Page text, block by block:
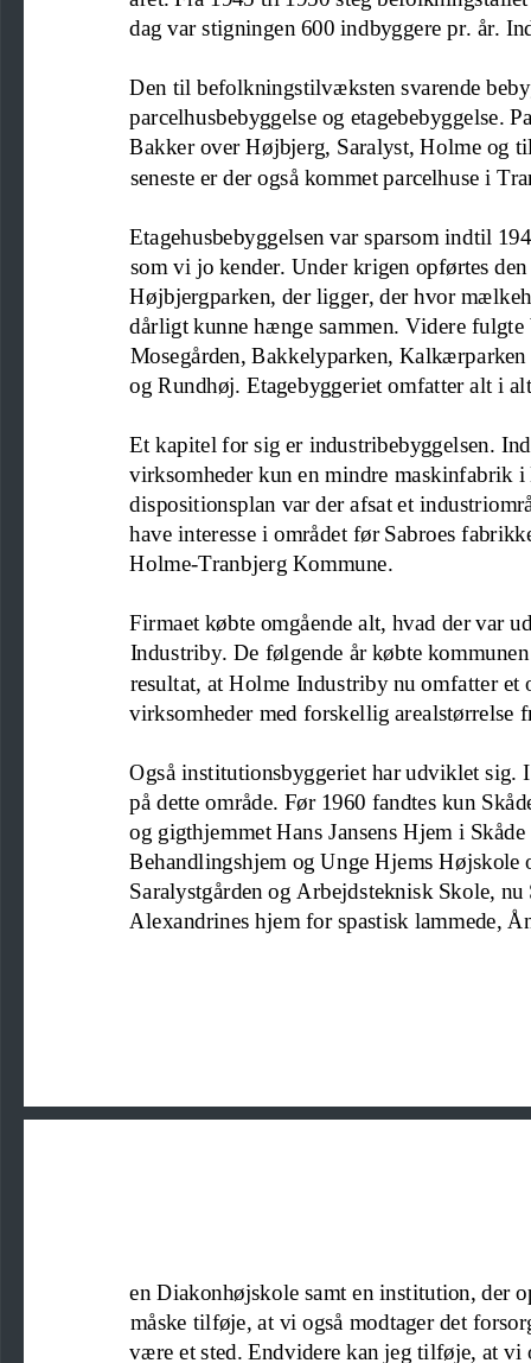
dag var stigningen 600 indbyggere pr. år.
Den til befolkningstilvæksten svarende
parcelhusbebyggelse og etagebebyggelse.
Bakker over Højbjerg, Saralyst, Holme og
seneste er der også kommet parcelhuse i
Etagehusbebyggelsen var sparsom indtil
som vi jo kender. Under krigen opførtes
Højbjergparken, der ligger, der hvor
dårligt kunne hænge sammen. Videre
Mosegården, Bakkelyparken, Kalkærp
og Rundhøj. Etagebyggeriet omfatter alt i
Et kapitel for sig er industribebyggelsen.
virksomheder kun en mindre maskinfabrik i
dispositionsplan var der afsat et
have interesse i området før Sabroes
Holme-Tranbjerg Kommune.
Firmaet købte omgående alt, hvad der var
Industriby. De følgende år købte
resultat, at Holme Industriby nu omfatter et
virksomheder med forskellig arealstørrelse
Også institutionsbyggeriet har udviklet sig.
på dette område. Før 1960 fandtes kun
og gigthjemmet Hans Jansens Hjem i
Behandlingshjem og Unge Hjems Højskole
Saralystgården og Arbejdsteknisk Skole,
Alexandrines hjem for spastisk lammede,
en Diakonhøjskole samt en institution, der
måske tilføje, at vi også modtager det f
være et sted. Endvidere kan jeg tilføje, at